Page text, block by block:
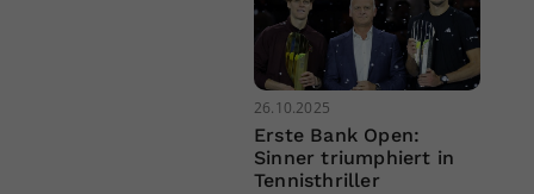
26.10.2025
Erste Bank Open:
Sinner triumphiert in
Tennisthriller